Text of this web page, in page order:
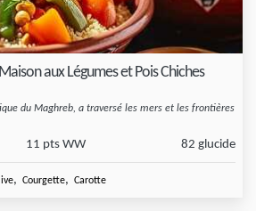
aux Légumes et Pois Chiches
du Maghreb, a traversé les mers et les frontières
11 pts WW 82 glucide
, Courgette, Carotte